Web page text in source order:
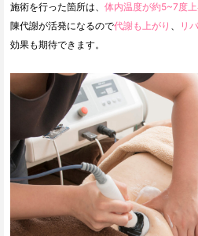
施術を行った箇所は、 体内温度が約5~7度
陳代謝が活発になるので代謝も上がり 、 リ
効果も期待できます。